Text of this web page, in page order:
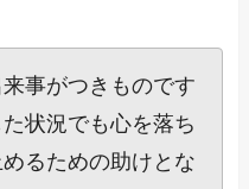
事がつきものです
状況でも心を落ち
るための助けとな